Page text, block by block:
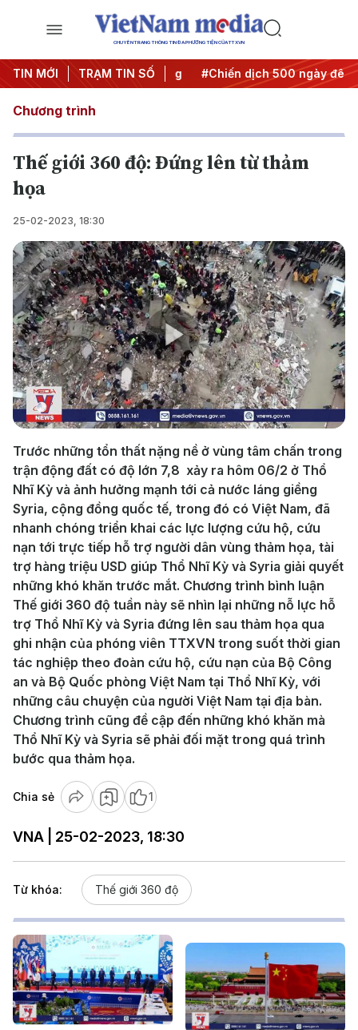
CHUYÊN TRANG THÔNG TIN ĐA PHƯƠNG TIỆN CỦA TTXVN
TIN MỚI TRẠM TIN SỐ
Nghị quyết thành hành động #Chiến dịch 500 ngày đêm
Chương trình
Thế giới 360 độ: Đứng lên từ thảm
họa
25-02-2023, 18:30
Play
Video
Trước những tổn thất nặng nề ở vùng tâm chấn trong
trận động đất có độ lớn 7,8 xảy ra hôm 06/2 ở Thổ
Nhĩ Kỳ và ảnh hưởng mạnh tới cả nước láng giềng
Syria, cộng đồng quốc tế, trong đó có Việt Nam, đã
nhanh chóng triển khai các lực lượng cứu hộ, cứu
nạn tới trực tiếp hỗ trợ người dân vùng thảm họa, tài
trợ hàng triệu USD giúp Thổ Nhĩ Kỳ và Syria giải quyết
những khó khăn trước mắt. Chương trình bình luận
Thế giới 360 độ tuần này sẽ nhìn lại những nỗ lực hỗ
trợ Thổ Nhĩ Kỳ và Syria đứng lên sau thảm họa qua
ghi nhận của phóng viên TTXVN trong suốt thời gian
tác nghiệp theo đoàn cứu hộ, cứu nạn của Bộ Công
an và Bộ Quốc phòng Việt Nam tại Thổ Nhĩ Kỳ, với
những câu chuyện của người Việt Nam tại địa bàn.
Chương trình cũng đề cập đến những khó khăn mà
Thổ Nhĩ Kỳ và Syria sẽ phải đối mặt trong quá trình
bước qua thảm họa.
Chia sẻ 1
VNA | 25-02-2023, 18:30
Từ khóa: Thế giới 360 độ